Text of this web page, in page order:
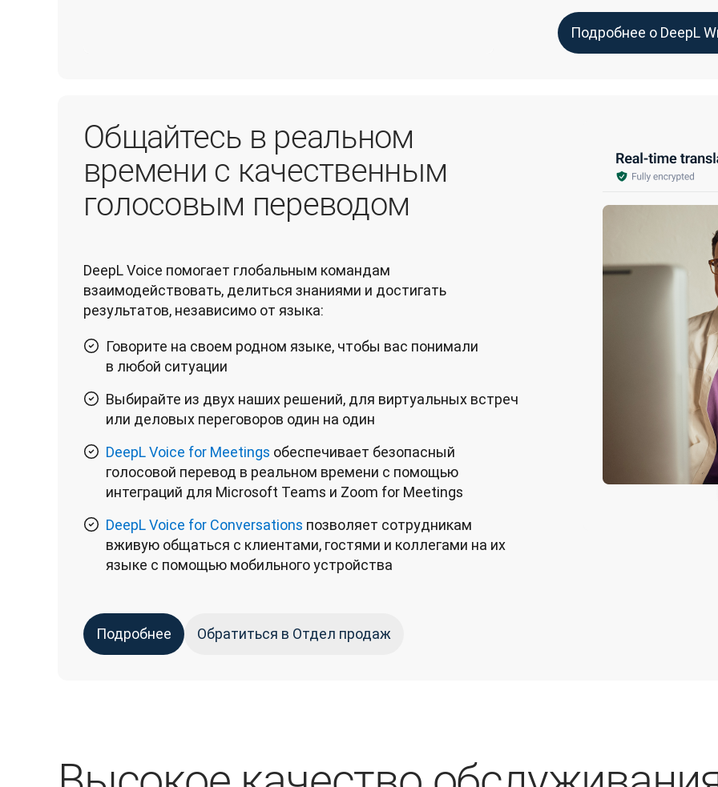
Подробнее о DeepL
Общайтесь в реальном
времени с качественным
голосовым переводом
DeepL Voice помогает глобальным командам
взаимодействовать, делиться знаниями и достигать
результатов, независимо от языка:
Говорите на своем родном языке, чтобы вас понимали
в любой ситуации
Выбирайте из двух наших решений, для виртуальных встреч
или деловых переговоров один на один
DeepL Voice for Meetings обеспечивает безопасный
голосовой перевод в реальном времени с помощью
интеграций для Microsoft Teams и Zoom for Meetings
DeepL Voice for Conversations позволяет сотрудникам
вживую общаться с клиентами, гостями и коллегами на их
языке с помощью мобильного устройства
Подробнее Обратиться в Отдел продаж